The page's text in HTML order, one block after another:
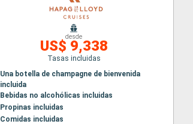
desde
US$ 9,338
Tasas incluidas
Una botella de champagne de bienvenida
incluida
Bebidas no alcohólicas incluidas
Propinas incluidas
Comidas incluidas